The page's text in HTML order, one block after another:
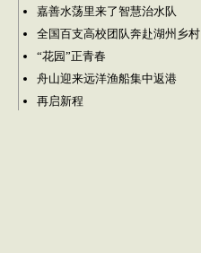
嘉善水荡里来了智慧治水队
全国百支高校团队奔赴湖州乡村
“花园”正青春
舟山迎来远洋渔船集中返港
再启新程